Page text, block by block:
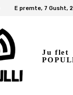
E premte, 7 Gusht,
Ju flet